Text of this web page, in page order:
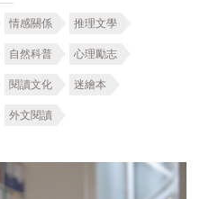
情感關係 推理文學
自然科普 心理勵志
閱讀文化 迷繪本
外文閱讀